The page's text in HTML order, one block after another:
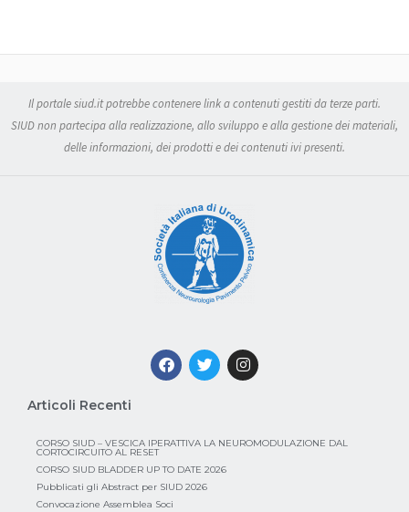
Il portale siud.it potrebbe contenere link a contenuti gestiti da terze parti.
SIUD non partecipa alla realizzazione, allo sviluppo e alla gestione dei materiali,
delle informazioni, dei prodotti e dei contenuti ivi presenti.
Articoli Recenti
CORSO SIUD – VESCICA IPERATTIVA LA NEUROMODULAZIONE DAL
CORTOCIRCUITO AL RESET
CORSO SIUD BLADDER UP TO DATE 2026
Pubblicati gli Abstract per SIUD 2026
Convocazione Assemblea Soci